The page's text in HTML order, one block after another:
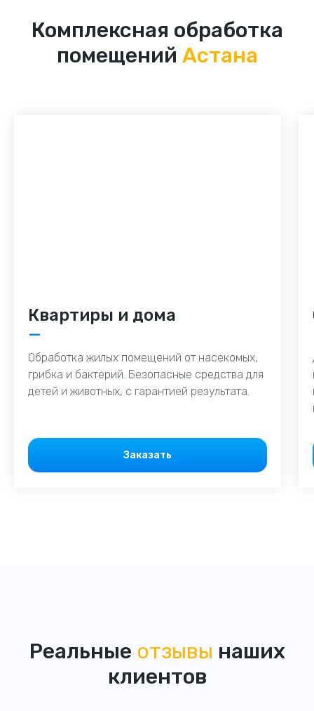
Комплексная обработка
помещений Астана
Квартиры и дома
—
Обработка жилых помещений от насекомых,
грибка и бактерий. Безопасные средства для
детей и животных, с гарантией результата.
Заказать
Реальные отзывы наших
клиентов